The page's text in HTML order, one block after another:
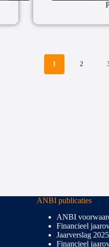
1 2
ANBI publicaties
ANBI
Financieel
Jaarverslag 2025
Financieel